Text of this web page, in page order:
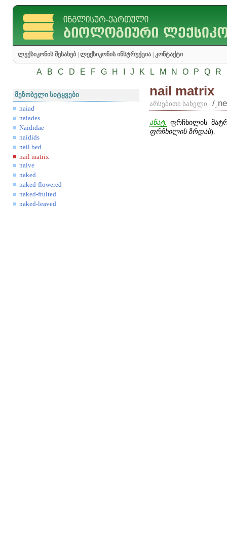
ლექსიკონის შესახებ ლექსიკონის ინსტრუქცია კონტაქტი
A B C D E F G H J K L M N O P Q R
მეზობელი სიტყვები
naiad
naiades
Naididae
naidids
nail bed
nail matrix
naive
naked
naked-flowered
naked-fruited
naked-leaved
nail matrix
არსებითი სახელი /
ანატ.
ფრჩხილის
ფრჩხილის ზრდას).